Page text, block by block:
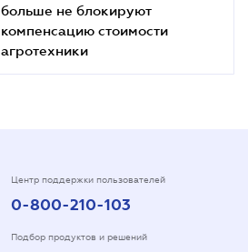
больше не блокируют
компенсацию стоимости
агротехники
Центр поддержки пользователей
0-800-210-103
Подбор продуктов и решений